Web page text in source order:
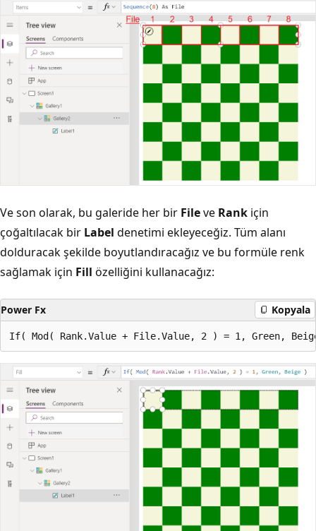
Ve son olarak, bu galeride her bir Fileve Rank için
çoğaltılacak bir Label denetimi ekleyeceğiz. Tüm alanı
dolduracak şekilde boyutlandıracağız ve bu formüle renk
sağlamak için Fill özelliğini kullanacağız:
Power Fx Kopyala